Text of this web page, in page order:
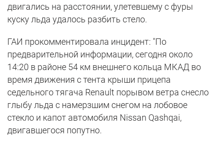
двигались на расстоянии, улетевшему с фуры
куску льда удалось разбить стело.
ГАИ прокомментировала инцидент: "По
предварительной информации, сегодня около
14:20 в районе 54 км внешнего кольца МКАД во
время движения с тента крыши прицепа
седельного тягача Renault порывом ветра снесло
глыбу льда с намерзшим снегом на лобовое
стекло и капот автомобиля Nissan Qashqai,
двигавшегося попутно.